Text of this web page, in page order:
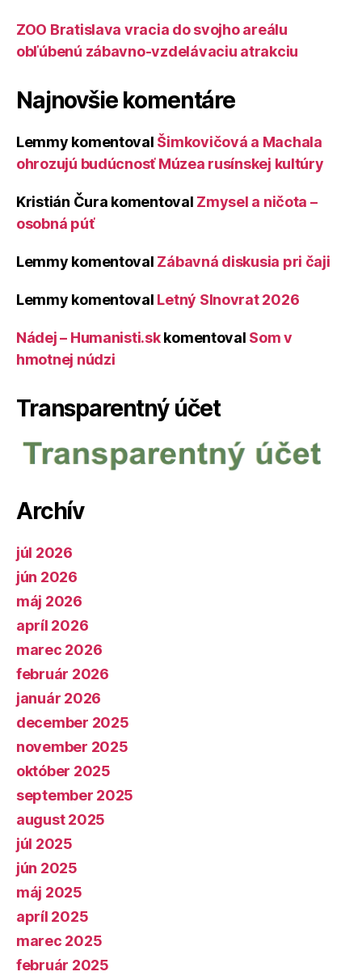
ZOO Bratislava vracia do svojho areálu
obľúbenú zábavno-vzdelávaciu atrakciu
Najnovšie komentáre
Lemmy komentoval Šimkovičová a Machala
ohrozujú budúcnosť Múzea rusínskej kultúry
Kristián Čura komentoval Zmysel a ničota –
osobná púť
Lemmy komentoval Zábavná diskusia pri čaji
Lemmy komentoval Letný Slnovrat 2026
Nádej – Humanisti.skkomentoval Som v
hmotnej núdzi
Transparentný účet
Archív
júl 2026
jún 2026
máj 2026
apríl 2026
marec 2026
február 2026
január 2026
december 2025
november 2025
október 2025
september 2025
august 2025
júl 2025
jún 2025
máj 2025
apríl 2025
marec 2025
február 2025